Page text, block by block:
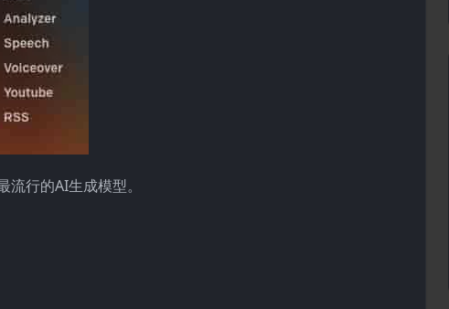
行的AI生成模型。